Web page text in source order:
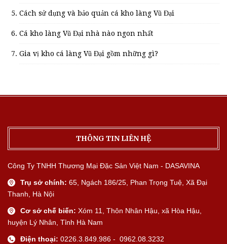
Cách sử dụng và bảo quản cá kho làng Vũ Đại
Cá kho làng Vũ Đại nhà nào ngon nhất
Gia vị kho cá làng Vũ Đại gồm những gì?
THÔNG TIN LIÊN HỆ
Công Ty TNHH Thương Mại Đặc Sản Việt Nam - DASAVINA
Trụ sở chính: 65, Ngách 186/25, Phan Trọng Tuệ, Xã Đại
Thanh, Hà Nội
Cơ sở chế biến: Xóm 11, Thôn Nhân Hậu, xã Hòa Hậu,
huyện Lý Nhân, Tỉnh Hà Nam
Điện thoại: 0226.3.849.986 - 0962.08.3232